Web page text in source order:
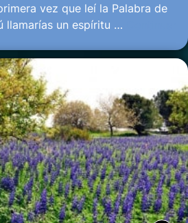
vez que leí la Palabra de
llamarías un espíritu …